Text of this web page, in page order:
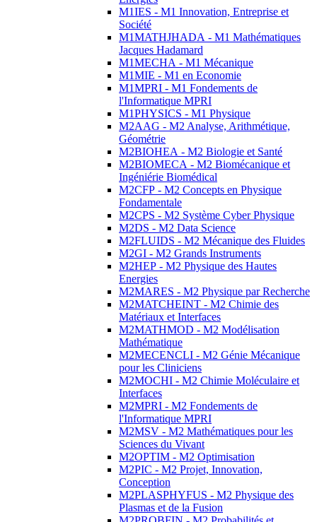
M1IES - M1 Innovation, Entreprise et
Société
M1MATHJHADA - M1 Mathématiques
Jacques Hadamard
M1MECHA - M1 Mécanique
M1MIE - M1 en Economie
M1MPRI - M1 Fondements de
l'Informatique MPRI
M1PHYSICS - M1 Physique
M2AAG - M2 Analyse, Arithmétique,
Géométrie
M2BIOHEA - M2 Biologie et Santé
M2BIOMECA - M2 Biomécanique et
Ingéniérie Biomédical
M2CFP - M2 Concepts en Physique
Fondamentale
M2CPS - M2 Système Cyber Physique
M2DS - M2 Data Science
M2FLUIDS - M2 Mécanique des Fluides
M2GI - M2 Grands Instruments
M2HEP - M2 Physique des Hautes
Energies
M2MARES - M2 Physique par Recherche
M2MATCHEINT - M2 Chimie des
Matériaux et Interfaces
M2MATHMOD - M2 Modélisation
Mathématique
M2MECENCLI - M2 Génie Mécanique
pour les Cliniciens
M2MOCHI - M2 Chimie Moléculaire et
Interfaces
M2MPRI - M2 Fondements de
l'Informatique MPRI
M2MSV - M2 Mathématiques pour les
Sciences du Vivant
M2OPTIM - M2 Optimisation
M2PIC - M2 Projet, Innovation,
Conception
M2PLASPHYFUS - M2 Physique des
Plasmas et de la Fusion